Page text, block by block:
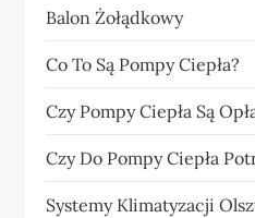
Balon Żołądkowy
Co To Są Pompy Ciepła?
Czy Pompy Ciepła Są
Czy Do Pompy Ciepła
Systemy Klimatyzacji